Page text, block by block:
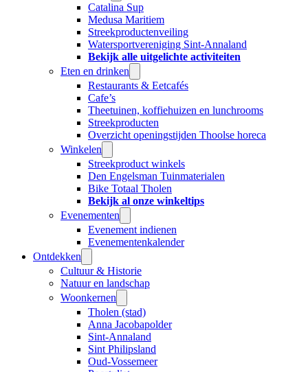
Catalina Sup
Medusa Maritiem
Streekproductenveiling
Watersportvereniging Sint-Annaland
Bekijk alle uitgelichte activiteiten
Eten en drinken
Restaurants & Eetcafés
Cafe’s
Theetuinen, koffiehuizen en lunchrooms
Streekproducten
Overzicht openingstijden Thoolse horeca
Winkelen
Streekproduct winkels
Den Engelsman Tuinmaterialen
Bike Totaal Tholen
Bekijk al onze winkeltips
Evenementen
Evenement indienen
Evenementenkalender
Ontdekken
Cultuur & Historie
Natuur en landschap
Woonkernen
Tholen (stad)
Anna Jacobapolder
Sint-Annaland
Sint Philipsland
Oud-Vossemeer